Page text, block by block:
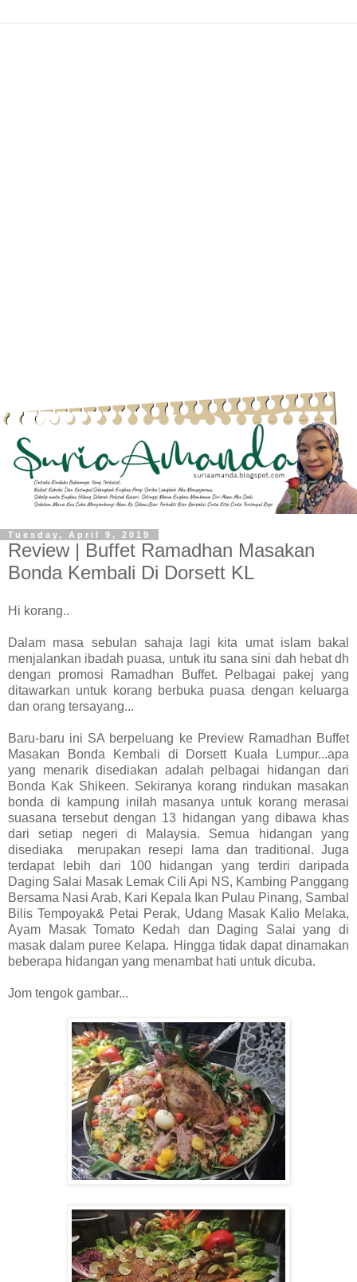
Tuesday, April 9, 2019
Review | Buffet Ramadhan Masakan
Bonda Kembali Di Dorsett KL
Hi korang..
Dalam masa sebulan sahaja lagi kita umat islam bakal
menjalankan ibadah puasa, untuk itu sana sini dah hebat dh
dengan promosi Ramadhan Buffet. Pelbagai pakej yang
ditawarkan untuk korang berbuka puasa dengan keluarga
dan orang tersayang...
Baru-baru ini SA berpeluang ke Preview Ramadhan Buffet
Masakan Bonda Kembali di Dorsett Kuala Lumpur...apa
yang menarik disediakan adalah pelbagai hidangan dari
Bonda Kak Shikeen. Sekiranya korang rindukan masakan
bonda di kampung inilah masanya untuk korang merasai
suasana tersebut dengan 13 hidangan yang dibawa khas
dari setiap negeri di Malaysia. Semua hidangan yang
disediaka merupakan resepi lama dan traditional. Juga
terdapat lebih dari 100 hidangan yang terdiri daripada
Daging Salai Masak Lemak Cili Api NS, Kambing Panggang
Bersama Nasi Arab, Kari Kepala Ikan Pulau Pinang, Sambal
Bilis Tempoyak& Petai Perak, Udang Masak Kalio Melaka,
Ayam Masak Tomato Kedah dan Daging Salai yang di
masak dalam puree Kelapa. Hingga tidak dapat dinamakan
beberapa hidangan yang menambat hati untuk dicuba.
Jom tengok gambar...